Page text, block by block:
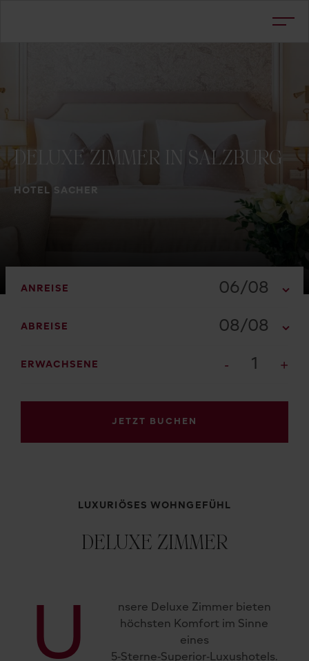
HOTEL SACHER
DELUXE ZIMMER SALZBURG
ANREISE 06/08
ABREISE 08/08
ERWACHSENE 1
JETZT BUCHEN
LUXURIÖSES WOHNGEFÜHL
DELUXE ZIMMER
U
nsere Deluxe Zimmer bieten
höchsten Komfort im Sinne
eines
5‑Sterne‑Superior‑Luxushotels.